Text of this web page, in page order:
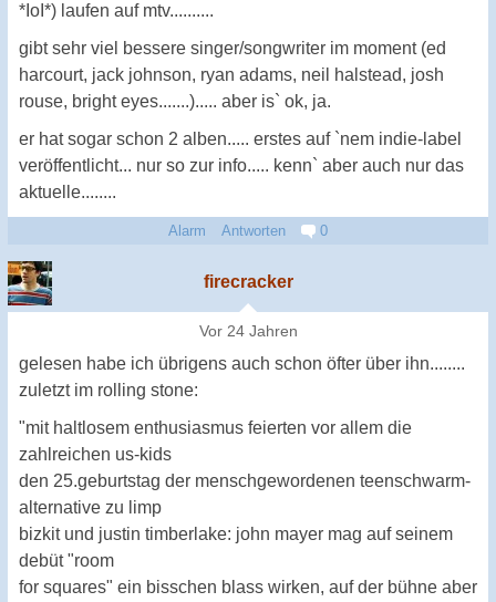
*IoI*) laufen auf mtv..........
gibt sehr viel bessere singer/songwriter im moment (ed
harcourt, jack johnson, ryan adams, neil halstead, josh
rouse, bright eyes.......)..... aber is` ok, ja.
er hat sogar schon 2 alben..... erstes auf `nem indie-label
veröffentlicht... nur so zur info..... kenn` aber auch nur das
aktuelle........
Alarm Antworten 0
firecracker
Vor 24 Jahren
gelesen habe ich übrigens auch schon öfter über ihn........
zuletzt im rolling stone:
"mit haltlosem enthusiasmus feierten vor allem die
zahlreichen us-kids
den 25.geburtstag der menschgewordenen teenschwarm-
alternative zu limp
bizkit und justin timberlake: john mayer mag auf seinem
debüt "room
for squares" ein bisschen blass wirken, auf der bühne aber